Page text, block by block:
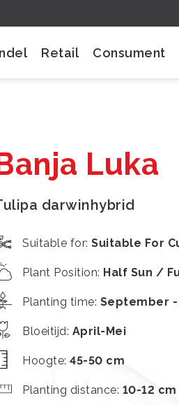
Retail Consument
Luka
darwinhybrid
Suitable for: Suitable For
Plant Position: Half Sun /
Planting time: September
Bloeitijd: April-Mei
Hoogte: 45-50 cm
Planting distance: 10-12 cm